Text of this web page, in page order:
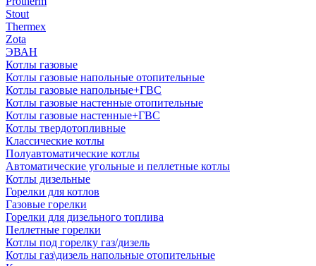
Stout
Thermex
Zota
ЭВАН
Котлы газовые
Котлы газовые напольные отопительные
Котлы газовые напольные+ГВС
Котлы газовые настенные отопительные
Котлы газовые настенные+ГВС
Котлы твердотопливные
Классические котлы
Полуавтоматические котлы
Автоматические угольные и пеллетные котлы
Котлы дизельные
Горелки для котлов
Газовые горелки
Горелки для дизельного топлива
Пеллетные горелки
Котлы под горелку газ/дизель
Котлы газ\дизель напольные отопительные